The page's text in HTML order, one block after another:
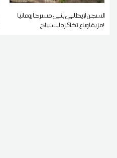
السجن لإيطالي بنى مسرحا رومانيا
مزيفا وباع تذاكره للسياح!